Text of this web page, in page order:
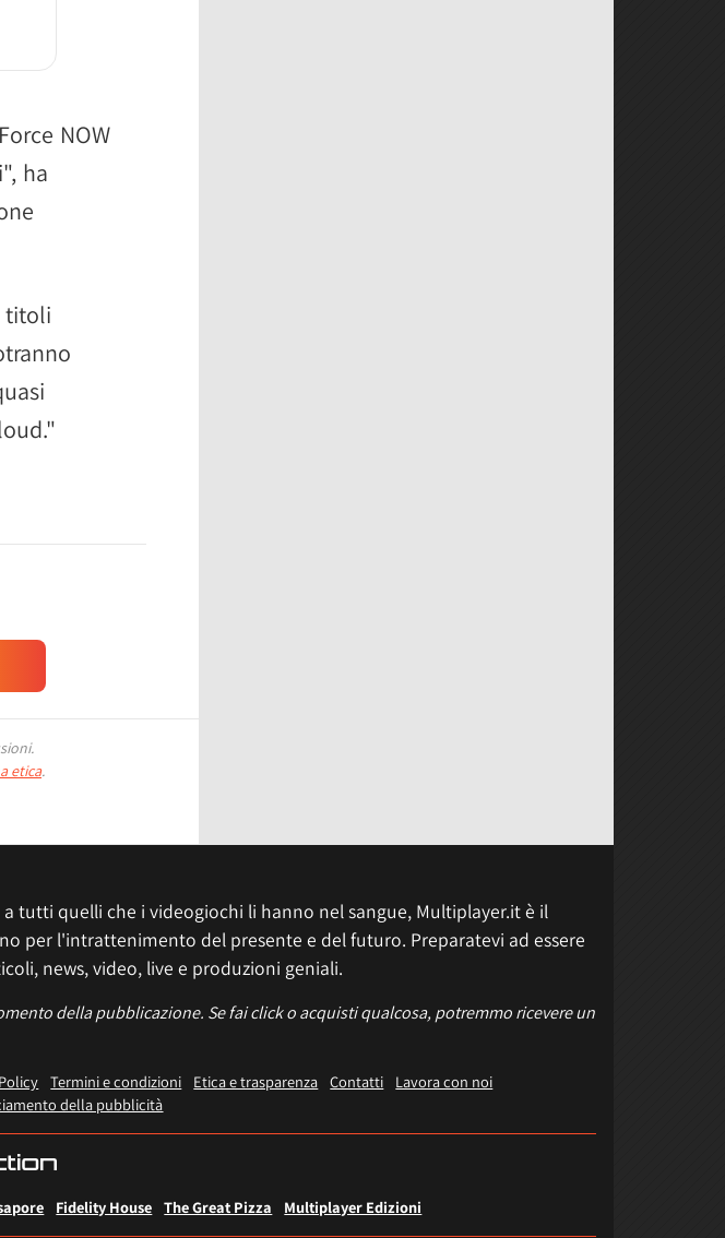
NOW
ha
titoli
etica.
tutti quelli che i videogiochi li hanno nel sangue, Multiplayer.it è il
per l'intrattenimento del presente e del futuro. Preparatevi ad essere
news, video, live e produzioni geniali.
della pubblicazione. Se fai click o acquisti qualcosa, potremmo ricevere un
Termini e condizioni Etica e trasparenza Contatti
Lavora con noi
della pubblicità
Fidelity House The Great Pizza Multiplayer Edizioni